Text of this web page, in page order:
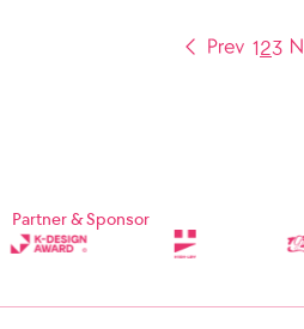
123
Partner & Sponsor